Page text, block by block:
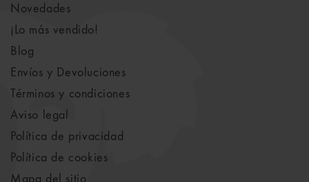
Novedades
¡Lo más vendido!
Blog
Envíos y Devoluciones
Términos y condiciones
Aviso legal
Política de privacidad
Política de cookies
Mapa del sitio